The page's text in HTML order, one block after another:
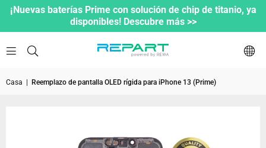
¡Nuevas baterías Prime con solución de chip de titanio, ya
disponibles! Descubre más >>
Casa Reemplazo de pantalla OLED rígida para iPhone 13 (Prime)